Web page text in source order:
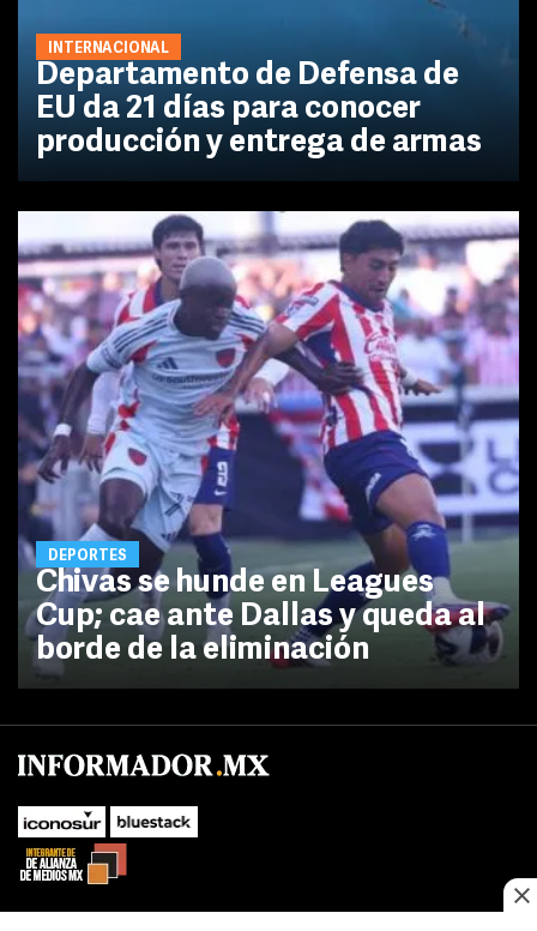
INTERNACIONAL
Departamento de Defensa de
EU da 21 días para conocer
producción y entrega de armas
DEPORTES
Chivas se hunde en Leagues
Cup; cae ante Dallas y queda al
borde de la eliminación